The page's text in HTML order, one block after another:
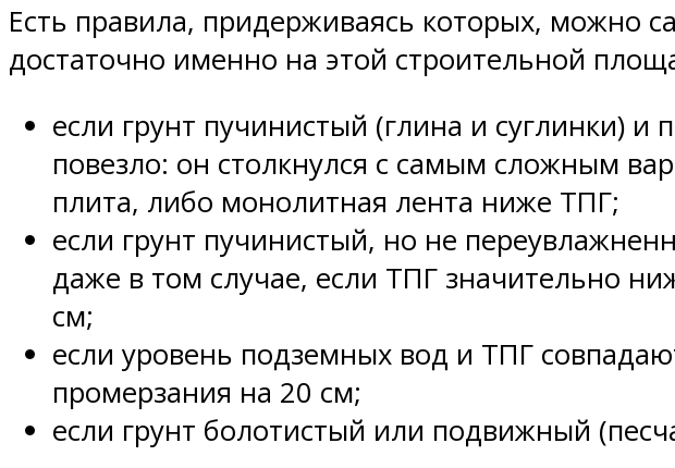
Есть правила, придерживаясь которых, можно
достаточно именно на этой строительной
если грунт пучинистый (глина и суглинки)
повезло: он столкнулся с самым сложным
плита, либо монолитная лента ниже ТПГ;
если грунт пучинистый, но не
даже в том случае, если ТПГ значительно
см;
если уровень подземных вод и ТПГ
промерзания на 20 см;
если грунт болотистый или подвижный